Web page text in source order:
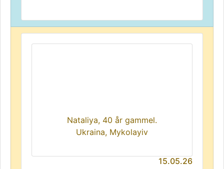
Nataliya, 40 år gammel.
Ukraina, Mykolayiv
15.05.26